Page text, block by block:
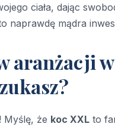
ciała, dając
naprawdę mądra
aranżacji
Myślę, że koc XXL to